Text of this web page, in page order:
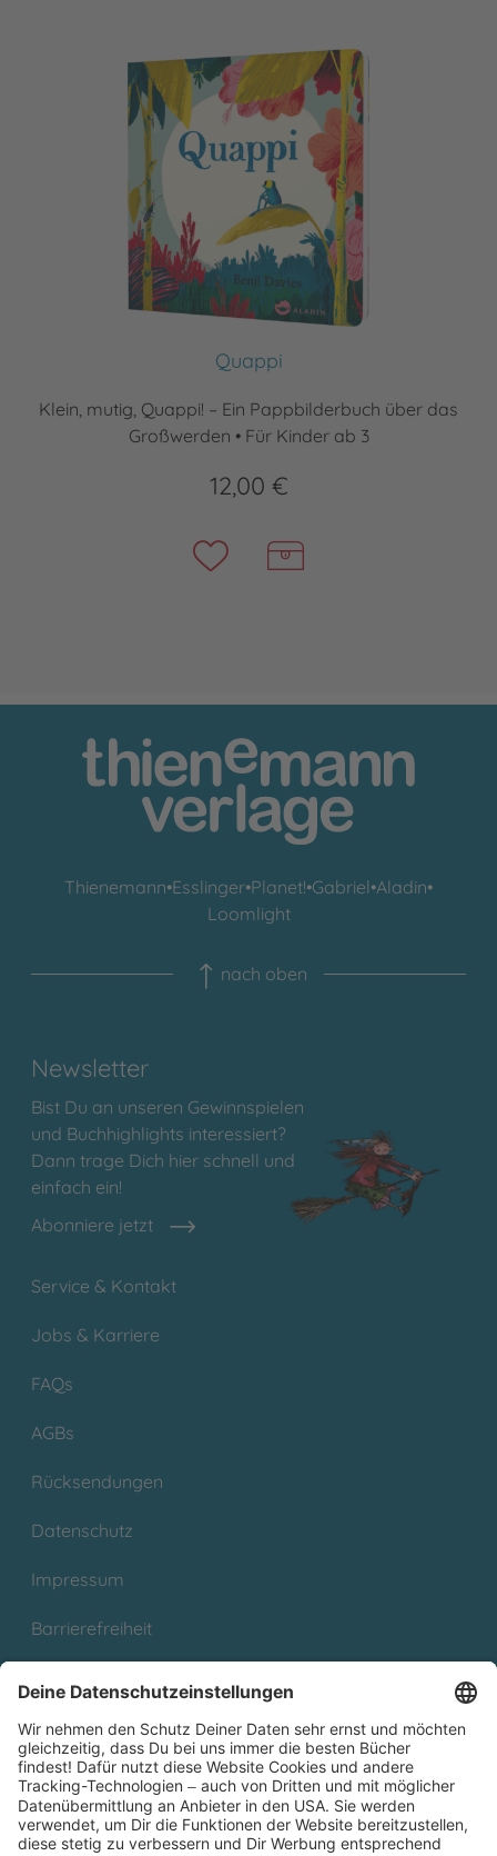
Quappi
Klein, mutig, Quappi! – Ein Pappbilderbuch über das
Großwerden • Für Kinder ab 3
12,00 €
Thienemann•Esslinger•Planet!•Gabriel•Aladin•
Loomlight
nach oben
Newsletter
Bist Du an unseren Gewinnspielen
und Buchhighlights interessiert?
Dann trage Dich hier schnell und
einfach ein!
Abonniere jetzt
Service & Kontakt
Jobs & Karriere
FAQs
AGBs
Rücksendungen
Datenschutz
Impressum
Barrierefreiheit
Partnerprogramm (Affiliate)
Folge uns auf